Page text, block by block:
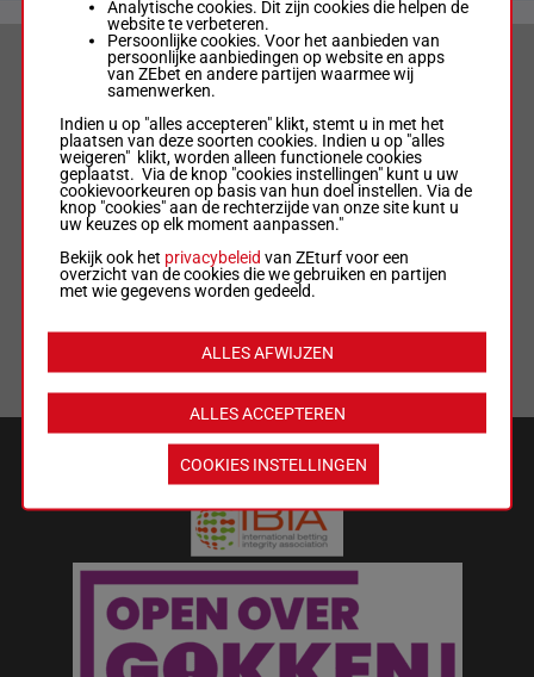
VERANTWOORD WEDDEN & PRIVACYVERKLARING
LIMIETEN & SESSIEDETAILS
ALGEMENE VOORWAARDEN
WEDREGELS & TOTALISATORREGLEMENT
VEILIGHEID EN BETROUWBAARHEID
Wat kost gokken jou? Stop op tijd.
Analytische cookies. Dit zijn cookies die helpen de
website te verbeteren.
Persoonlijke cookies. Voor het aanbieden van
persoonlijke aanbiedingen op website en apps
van ZEbet en andere partijen waarmee wij
samenwerken.
Indien u op "alles accepteren" klikt, stemt u in met het
plaatsen van deze soorten cookies. Indien u op "alles
weigeren" klikt, worden alleen functionele cookies
geplaatst. Via de knop "cookies instellingen" kunt u uw
cookievoorkeuren op basis van hun doel instellen. Via de
knop "cookies" aan de rechterzijde van onze site kunt u
uw keuzes op elk moment aanpassen."
Bekijk ook het privacybeleid van ZEturf voor een
overzicht van de cookies die we gebruiken en partijen
met wie gegevens worden gedeeld.
ALLES ACCEPTEREN
ALLES AFWIJZEN
COOKIES INSTELLINGEN